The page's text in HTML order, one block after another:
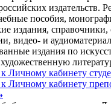
издательств.
пособия,
издания, справочники,
видео- и
издания по
Личному кабинету
Личному кабинету